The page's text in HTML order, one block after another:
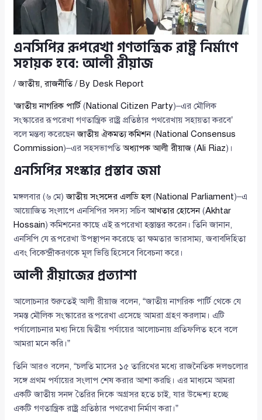
এনসিপির রূপরেখা গণতান্ত্রিক রাষ্ট্র নির্মাণে
সহায়ক হবে: আলী রীয়াজ
/জাতীয়,রাজনীতি/ By Desk Report
‘জাতীয় নাগরিক পার্টি (National Citizen Party)–এর মৌলিক
সংস্কারের রূপরেখা গণতান্ত্রিক রাষ্ট্র প্রতিষ্ঠার পথরেখায় সহায়তা করবে’
বলে মন্তব্য করেছেনজাতীয় ঐকমত্য কমিশন(National Consensus
Commission)–এর সহসভাপতিঅধ্যাপক আলী রীয়াজ (Ali Riaz)।
এনসিপির সংস্কার প্রস্তাব জমা
মঙ্গলবার (৬ মে)জাতীয় সংসদের এলডি হল(National Parliament)–এ
আয়োজিত সংলাপে এনসিপির সদস্য সচিবআখতার হোসেন(Akhtar
Hossain) কমিশনের কাছে এই রূপরেখা হস্তান্তর করেন। তিনি জানান,
এনসিপি যে রূপরেখা উপস্থাপন করেছে তা ক্ষমতার ভারসাম্য, জবাবদিহিতা
এবং বিকেন্দ্রীকরণকে মূল ভিত্তি হিসেবে বিবেচনা করে।
আলী রীয়াজের প্রত্যাশা
আলোচনার শুরুতেই আলী রীয়াজ বলেন, “জাতীয় নাগরিক পার্টি থেকে যে
সমস্ত মৌলিক সংস্কারের রূপরেখা এসেছে আমরা গ্রহণ করলাম। এটি
পর্যালোচনার মধ্য দিয়ে দ্বিতীয় পর্যায়ের আলোচনায় প্রতিফলিত হবে বলে
আমরা মনে করি।”
তিনি আরও বলেন, “চলতি মাসের ১৫ তারিখের মধ্যে রাজনৈতিক দলগুলোর
সঙ্গে প্রথম পর্যায়ের সংলাপ শেষ করার আশা করছি। এর মাধ্যমে আমরা
একটি জাতীয় সনদ তৈরির দিকে অগ্রসর হতে চাই, যার উদ্দেশ্য হচ্ছে
একটি গণতান্ত্রিক রাষ্ট্র প্রতিষ্ঠার পথরেখা নির্মাণ করা।”